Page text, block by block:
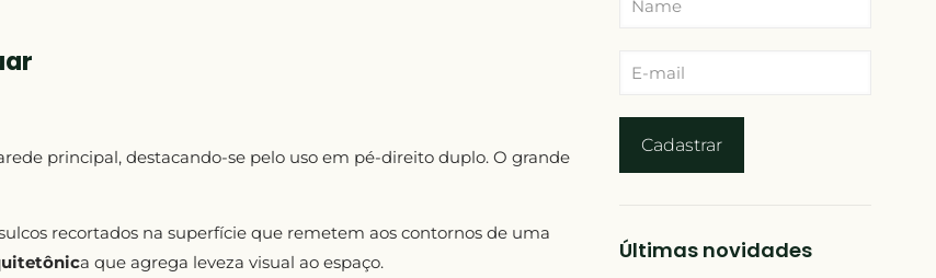
principal, destacando-se pelo uso em pé-direito duplo. O grande
recortados na superfície que remetem aos contornos de uma
a que agrega leveza visual ao espaço. Últimas novidades